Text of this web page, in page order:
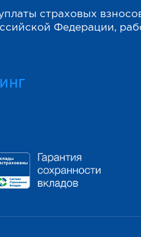
страховых
Федерации,